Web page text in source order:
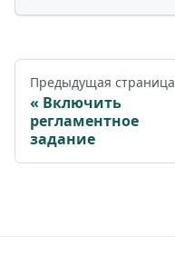
Предыдущая страница
Включить
регламентное
задание